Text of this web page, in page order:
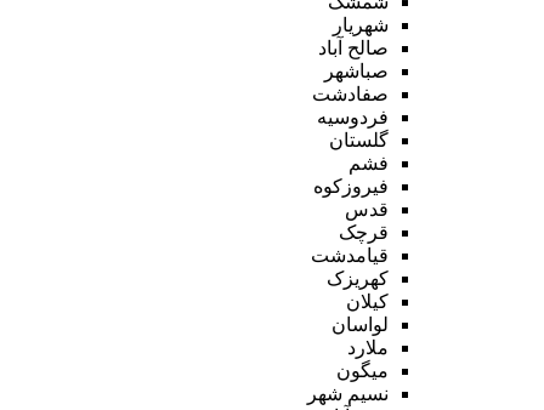
شهریار
صالح آباد
صباشهر
صفادشت
فردوسیه
گلستان
فشم
فیروزکوه
قدس
قرچک
قیامدشت
کهریزک
کیلان
لواسان
ملارد
میگون
نسیم شهر